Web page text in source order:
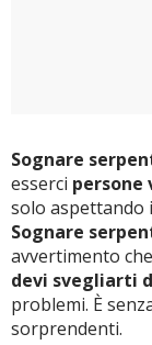
Sognare
esserci persone
solo aspettando
Sognare
avvertimento che
devi svegliarti
problemi. È
sorprendenti.